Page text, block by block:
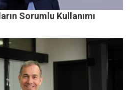
Sorumlu Kullanımı